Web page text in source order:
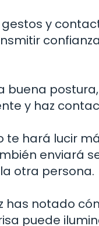
gestos y
buena
y haz
te hará lucir
enviará
otra persona.
has notado
puede